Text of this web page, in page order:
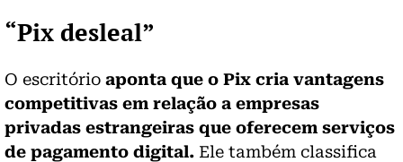
“Pix desleal”
O escritório aponta que o Pix cria vantagens
competitivas em relação a empresas
privadas estrangeiras que oferecem serviços
de pagamento digital. Ele também classifica